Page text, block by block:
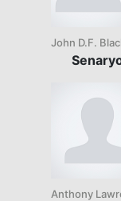
John D.F.
Anthony